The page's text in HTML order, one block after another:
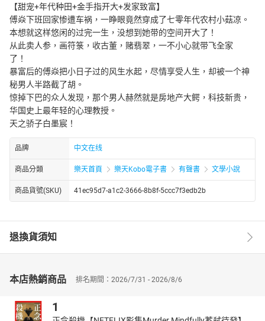
【甜宠+年代种田+金手指开大+发家致富】
傅焱下班回家惨遭车祸，一睁眼竟然穿成了七零年代农村小菇凉。
本想就这样悠闲的过完一生，没想到她带的空间开大了！
从此卖人参，画符箓，收古董，赌翡翠，一不小心就带飞全家
了！
暴富后的傅焱把小日子过的风生水起，尽情享受人生，却被一个神
秘男人半路截了胡。
惊掉下巴的众人发现，那个男人赫然就是房地产大鳄，科技新贵，
华国史上最年轻的心理教授。
天之骄子白墨宸！
品牌 中文在线
商品分類 樂天首頁 樂天Kobo電子書 有聲書 文學小說
商品貨號(SKU) 41ec95d7-a1c2-3666-8b8f-5ccc7f3edb2b
退換貨須知
本店熱銷商品 排名期間：2026/7/31 - 2026/8/6
1